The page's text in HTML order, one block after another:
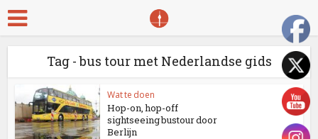
Tag - bus tour met Nederlandse gids
Wat te doen
Hop-on, hop-off
sightseeing bustour door
Berlijn